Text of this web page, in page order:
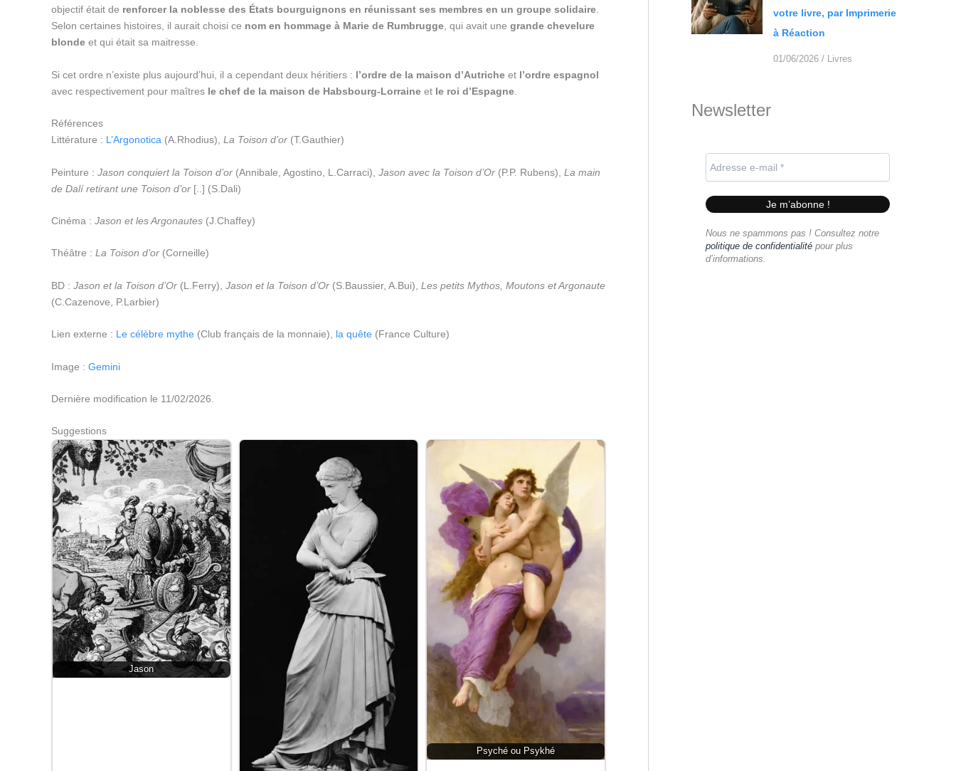
objectif était de renforcer la noblesse des États bourguignons en réunissant ses membres en un groupe solidaire.
Selon certaines histoires, il aurait choisi ce nom en hommage à Marie de Rumbrugge, qui avait une grande chevelure
blonde et qui était sa maitresse.
Si cet ordre n’existe plus aujourd’hui, il a cependant deux héritiers : l’ordre de la maison d’Autriche et l’ordre espagnol
avec respectivement pour maîtres le chef de la maison de Habsbourg-Lorraine et le roi d’Espagne
Références
Littérature : L’Argonotica (A.Rhodius), La Toison d’or (T.Gauthier)
Peinture : Jason conquiert la Toison d’or (Annibale, Agostino, L.Carraci), Jason avec la Toison d’Or (P.P. Rubens), La main
de Dalí retirant une Toison d’or [..] (S.Dali)
Cinéma : Jason et les Argonautes (J.Chaffey)
Théâtre : La Toison d’or (Corneille)
BD : Jason et la Toison d’Or (L.Ferry), Jason et la Toison d’Or (S.Baussier, A.Bui), Les petits Mythos, Moutons et Argonaute
(C.Cazenove, P.Larbier)
Lien externe : Le célèbre mythe (Club français de la monnaie), la quête (France Culture)
Image : Gemini
Dernière modification le 11/02/2026.
Suggestions
Jason
Psyché ou Psykhé
votre livre, par Imprimerie
à Réaction
01/06/2026 / Livres
Newsletter
Nous ne spammons pas ! Consultez notre
politique de confidentialité pour plus
d’informations.